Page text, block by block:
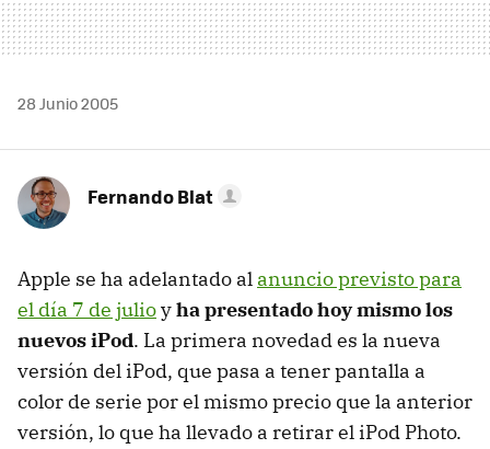
28 Junio 2005
Fernando Blat
Apple se ha adelantado al anuncio previsto para
el día 7 de julioyha presentado hoy mismo los
nuevos iPod. La primera novedad es la nueva
versión del iPod, que pasa a tener pantalla a
color de serie por el mismo precio que la anterior
versión, lo que ha llevado a retirar el iPod Photo.